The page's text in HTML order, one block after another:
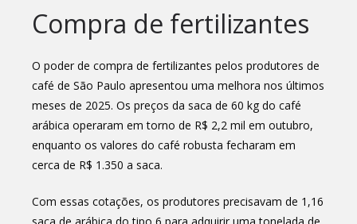
Compra de fertilizantes
O poder de compra de fertilizantes pelos produtores de
café de São Paulo apresentou uma melhora nos últimos
meses de 2025. Os preços da saca de 60 kg do café
arábica operaram em torno de R$ 2,2 mil em outubro,
enquanto os valores do café robusta fecharam em
cerca de R$ 1.350 a saca.
Com essas cotações, os produtores precisavam de 1,16